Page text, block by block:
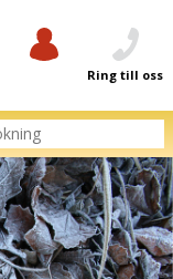
Ring till oss